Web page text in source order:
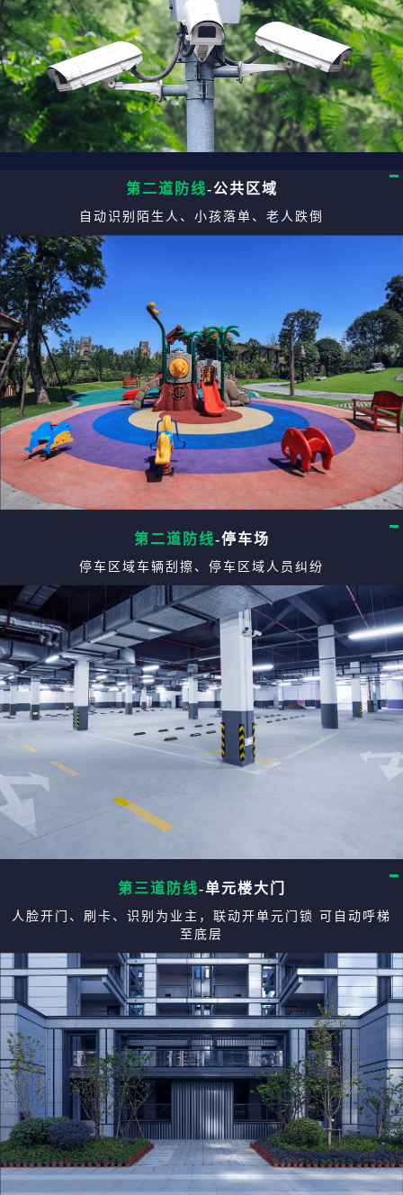
第二道防线-公共区域
自动识别陌生人、小孩落单、老人跌倒
第二道防线-停车场
停车区域车辆刮擦、停车区域人员纠纷
第三道防线-单元楼大门
人脸开门、刷卡、识别为业主，联动开单元门锁 可自动呼梯
至底层